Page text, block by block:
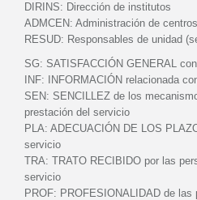
DIRINS: Dirección de institutos
ADMCEN: Administración de centros
RESUD: Responsables de unidad
SG: SATISFACCIÓN GENERAL
INF:
INFORMACIÓN relacionada
SEN: SENCILLEZ de los
prestación del servicio
PLA: ADECUACIÓN DE LOS
servicio
TRA: TRATO RECIBIDO por las
servicio
PROF: PROFESIONALIDAD de las